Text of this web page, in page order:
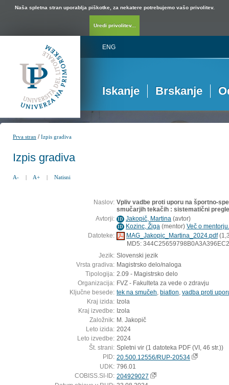
Naša spletna stran uporablja piškotke, za nekatere potrebujemo vašo privolitev.
Uredi privolitev...
ENG
Iskanje Brskanje
Prva stran /Izpis gradiva
Izpis gradiva
A- | A+ | Natisni
Naslov: Vpliv vadbe proti uporu na športno-
smučarjih tekačih : sistematični
Avtorji: ID Jakopič, Martina (avtor)
ID Kozinc, Žiga (mentor) Več o
Datoteke:
MAG_Jakopic_Martina_2024.pdf
MD5:
Jezik: Slovenski jezik
Vrsta gradiva: Magistrsko delo/naloga
Tipologija: 2.09 - Magistrsko delo
Organizacija: FVZ - Fakulteta za vede o zdravju
Ključne besede: tek na smučeh biatlon vadba proti
Kraj izida: Izola
Kraj izvedbe: Izola
Založnik: M. Jakopič
Leto izida: 2024
Leto izvedbe: 2024
Št. strani: Spletni vir (1 datoteka PDF (VI, 46 str.))
PID: 20.500.12556/RUP-20534
UDK: 796.01
COBISS.SI-ID: 204929027